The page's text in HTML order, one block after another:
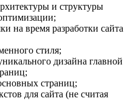
и структуры
на время разработки сайта
стиля;
дизайна главной
страниц;
для сайта (не считая